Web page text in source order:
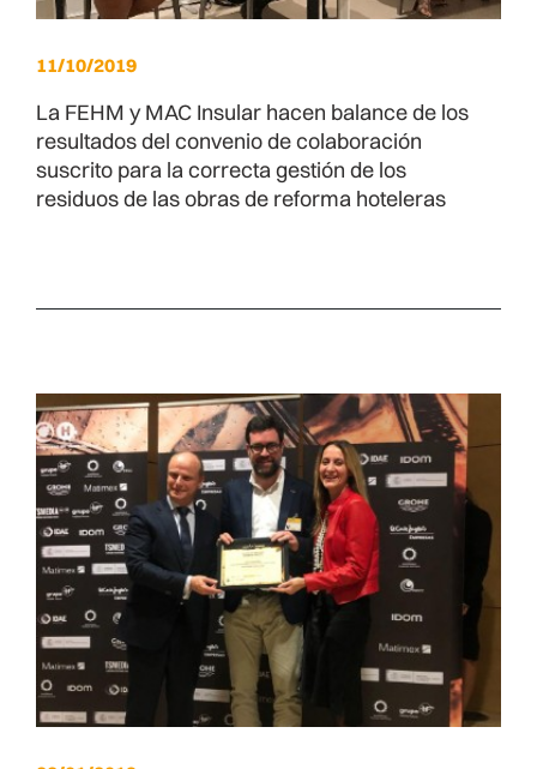
11/10/2019
La FEHM y MAC Insular hacen balance de los
resultados del convenio de colaboración
suscrito para la correcta gestión de los
residuos de las obras de reforma hoteleras